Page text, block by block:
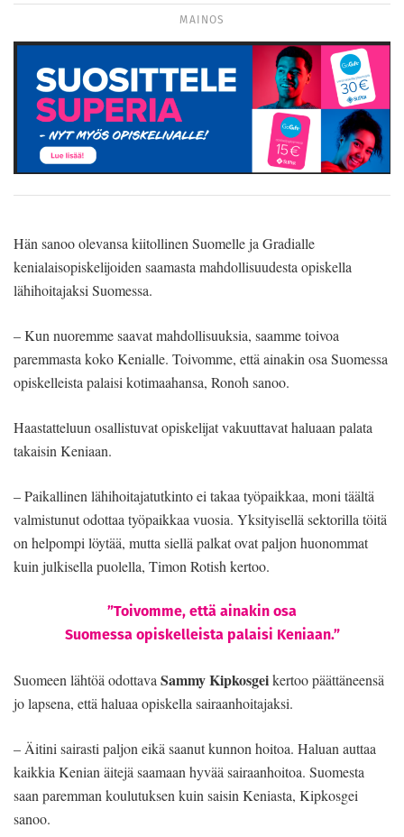
MAINOS
Hän sanoo olevansa kiitollinen Suomelle ja Gradialle
kenialaisopiskelijoiden saamasta mahdollisuudesta opiskella
lähihoitajaksi Suomessa.
– Kun nuoremme saavat mahdollisuuksia, saamme toivoa
paremmasta koko Kenialle. Toivomme, että ainakin osa Suomessa
opiskelleista palaisi kotimaahansa, Ronoh sanoo.
Haastatteluun osallistuvat opiskelijat vakuuttavat haluaan palata
takaisin Keniaan.
– Paikallinen lähihoitajatutkinto ei takaa työpaikkaa, moni täältä
valmistunut odottaa työpaikkaa vuosia. Yksityisellä sektorilla töitä
on helpompi löytää, mutta siellä palkat ovat paljon huonommat
kuin julkisella puolella, Timon Rotish kertoo.
”Toivomme, että ainakin osa
Suomessa opiskelleista palaisi Keniaan.”
Suomeen lähtöä odottava Sammy Kipkosgeikertoo päättäneensä
jo lapsena, että haluaa opiskella sairaanhoitajaksi.
– Äitini sairasti paljon eikä saanut kunnon hoitoa. Haluan auttaa
kaikkia Kenian äitejä saamaan hyvää sairaanhoitoa. Suomesta
saan paremman koulutuksen kuin saisin Keniasta, Kipkosgei
sanoo.